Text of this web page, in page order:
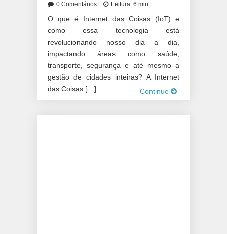
0 Comentários Leitura: 6 min
O que é Internet das Coisas (IoT) e
como essa tecnologia está
revolucionando nosso dia a dia,
impactando áreas como saúde,
transporte, segurança e até mesmo a
gestão de cidades inteiras? A Internet
das Coisas […]
Continue